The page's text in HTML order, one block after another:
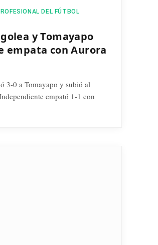
DEL FÚTBOL
y Tomayapo
empata con Aurora
3-0 a Tomayapo y subió al
empató 1-1 con